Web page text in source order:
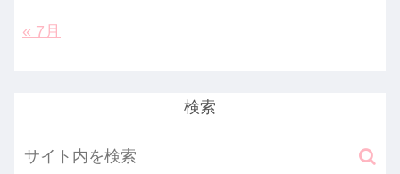
« 7月
検索